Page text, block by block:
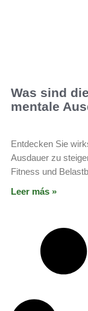
Was sind
mentale
Entdecken Sie
Ausdauer zu
Fitness und
Leer más »